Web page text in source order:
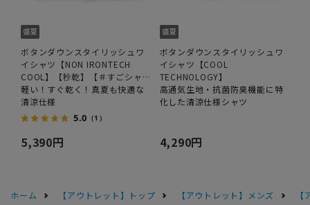
ボタンダウンスタイリッシュワ
イシャツ【NON IRONTECH
COOL】【秒乾】【＃すごシャ
ツ】
軽い！すぐ乾く！真夏も快適な
清涼仕様
5.0 （1）
5,390円
ボタンダウンスタイリッシュワ
イシャツ【COOL
TECHNOLOGY】
高通気生地・抗菌防臭機能に特
化した清涼仕様シャツ
4,290円
ホーム 【アウトレット】トップ 【アウトレット】メンズ